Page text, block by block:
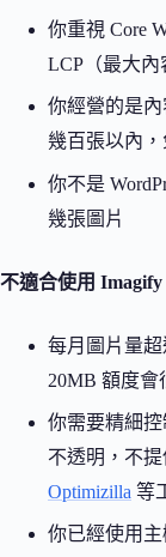
你重視 Core
LCP（最大
你經營的是
幾百張以內
你不是
幾張圖片
不適合使用 Imagify
每月圖片量
20MB 額度會
你需要精細
不透明，不
Optimizilla 等
你已經使用